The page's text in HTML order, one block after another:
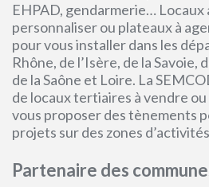
EHPAD, gendarmerie… Locaux
personnaliser ou plateaux à
pour vous installer dans les
Rhône, de l’Isère, de la Savoie,
de la Saône et Loire. La
de locaux tertiaires à vendre
vous proposer des tènements
projets sur des zones
Partenaire des